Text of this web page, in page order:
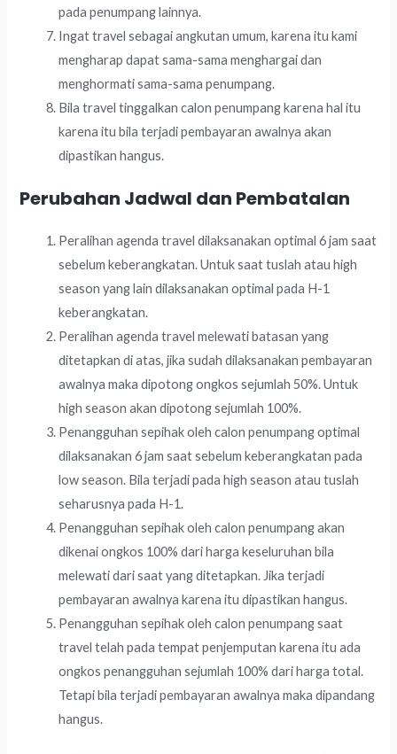
pada penumpang lainnya.
Ingat travel sebagai angkutan umum, karena itu kami
mengharap dapat sama-sama menghargai dan
menghormati sama-sama penumpang.
Bila travel tinggalkan calon penumpang karena hal itu
karena itu bila terjadi pembayaran awalnya akan
dipastikan hangus.
Perubahan Jadwal dan Pembatalan
Peralihan agenda travel dilaksanakan optimal 6 jam saat
sebelum keberangkatan. Untuk saat tuslah atau high
season yang lain dilaksanakan optimal pada H-1
keberangkatan.
Peralihan agenda travel melewati batasan yang
ditetapkan di atas, jika sudah dilaksanakan pembayaran
awalnya maka dipotong ongkos sejumlah 50%. Untuk
high season akan dipotong sejumlah 100%.
Penangguhan sepihak oleh calon penumpang optimal
dilaksanakan 6 jam saat sebelum keberangkatan pada
low season. Bila terjadi pada high season atau tuslah
seharusnya pada H-1.
Penangguhan sepihak oleh calon penumpang akan
dikenai ongkos 100% dari harga keseluruhan bila
melewati dari saat yang ditetapkan. Jika terjadi
pembayaran awalnya karena itu dipastikan hangus.
Penangguhan sepihak oleh calon penumpang saat
travel telah pada tempat penjemputan karena itu ada
ongkos penangguhan sejumlah 100% dari harga total.
Tetapi bila terjadi pembayaran awalnya maka dipandang
hangus.